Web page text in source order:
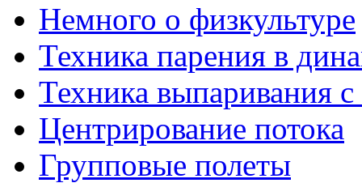
Немного о физкультуре
Техника парения в
Техника выпаривания
Центрирование потока
Групповые полеты